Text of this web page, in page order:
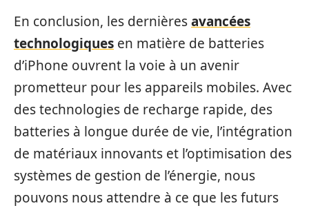
En conclusion, les dernièresavancées
technologiques en matière de batteries
d’iPhone ouvrent la voie à un avenir
prometteur pour les appareils mobiles. Avec
des technologies de recharge rapide, des
batteries à longue durée de vie, l’intégration
de matériaux innovants et l’optimisation des
systèmes de gestion de l’énergie, nous
pouvons nous attendre à ce que les futurs